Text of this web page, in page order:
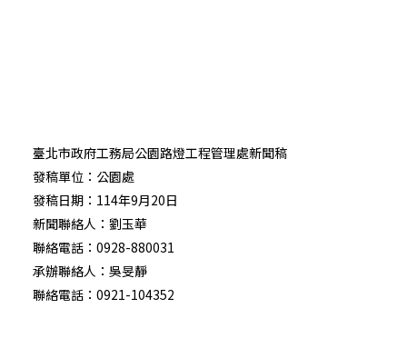
臺北市政府工務局公園路燈工程管理處新聞稿
發稿單位：公園處
發稿日期：114年9月20日
新聞聯絡人：劉玉華
聯絡電話：0928-880031
承辦聯絡人：吳旻靜
聯絡電話：0921-104352